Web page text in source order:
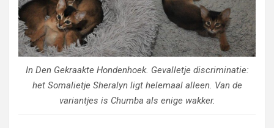
In Den Gekraakte Hondenhoek. Gevalletje discriminatie:
het Somalietje Sheralyn ligt helemaal alleen. Van de
variantjes is Chumba als enige wakker.